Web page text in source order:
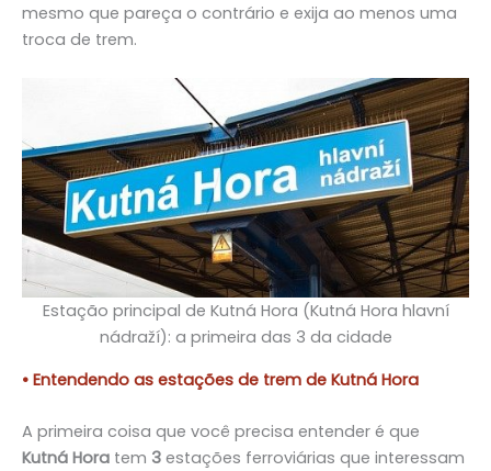
mesmo que pareça o contrário e exija ao menos uma
troca de trem.
Estação principal de Kutná Hora (Kutná Hora hlavní
nádraží): a primeira das 3 da cidade
• Entendendo as estações de trem de Kutná Hora
A primeira coisa que você precisa entender é que
Kutná Hora tem 3 estações ferroviárias que interessam